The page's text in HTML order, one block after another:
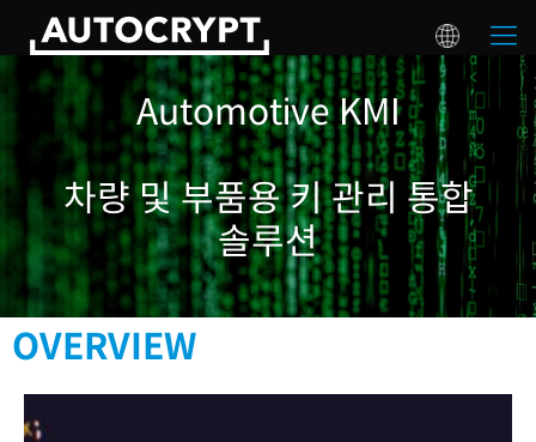
Automotive KMI
차량 및 부품용 키 관리 통합
솔루션
OVERVIEW